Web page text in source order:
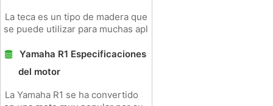
La teca es un tipo de madera que
se puede utilizar para muchas apl
Yamaha R1 Especificaciones
del motor
La Yamaha R1 se ha convertido